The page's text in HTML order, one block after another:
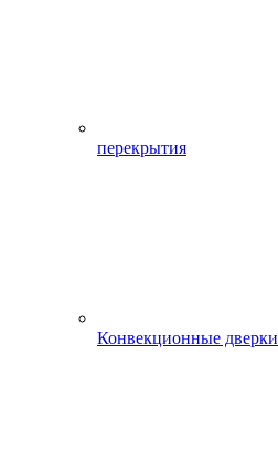
перекрытия
Конвекционные дверки